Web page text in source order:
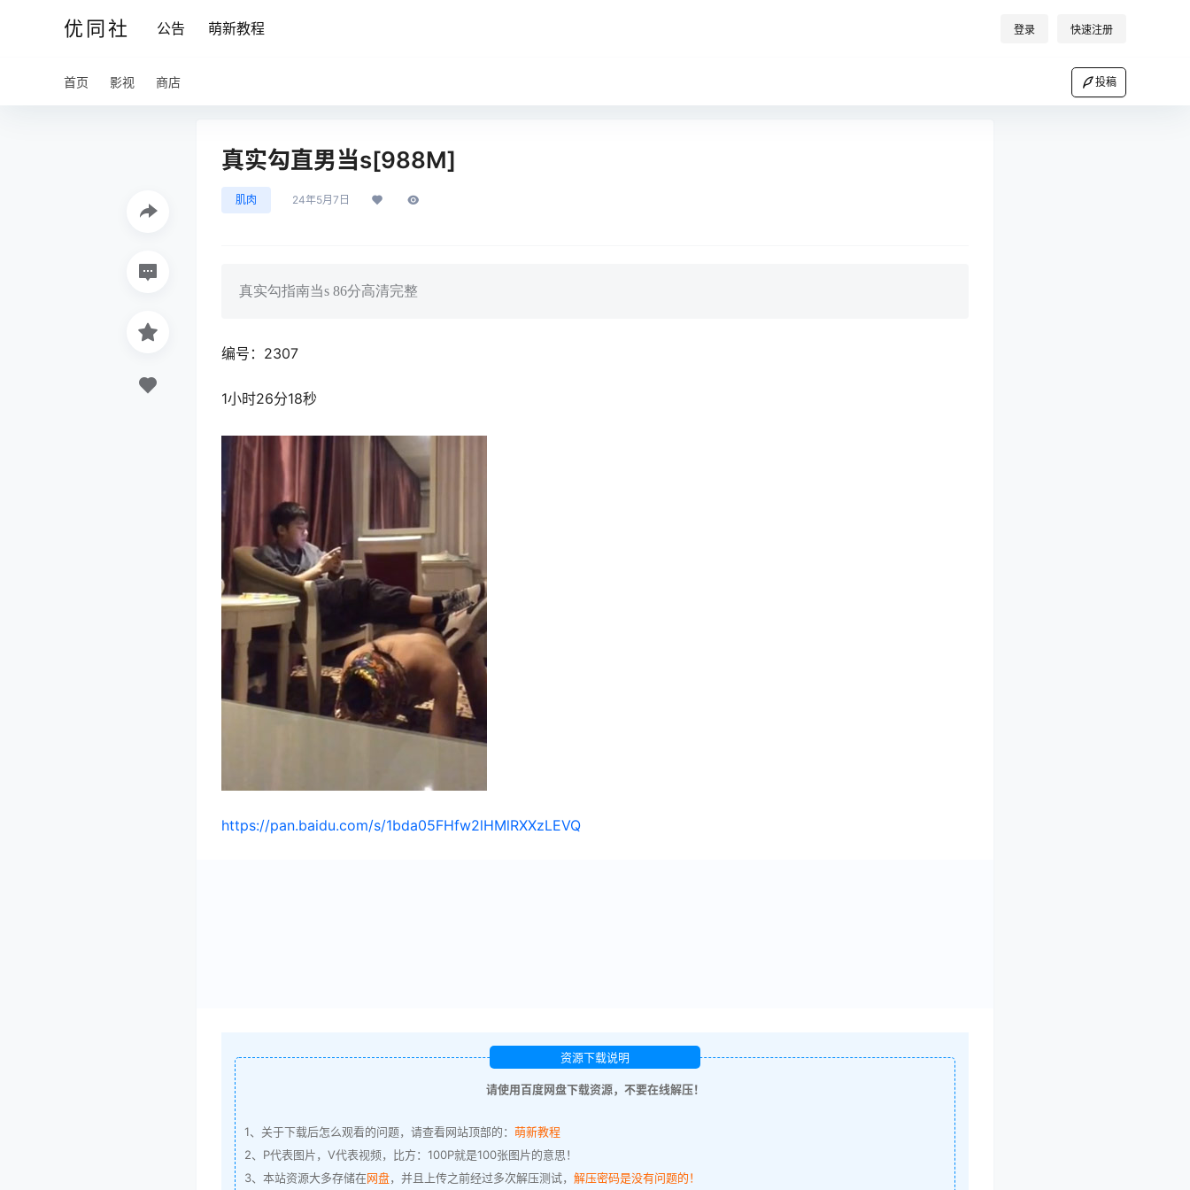
优同社 公告 萌新教程 登录 快速注册
首页 影视 商店 投稿
真实勾直男当s[988M]
肌肉 24年5月7日
真实勾指南当s 86分高清完整
编号：2307
1小时26分18秒
https://pan.baidu.com/s/1bda05FHfw2lHMlRXXzLEVQ
资源下载说明
请使用百度网盘下载资源，不要在线解压！
1、关于下载后怎么观看的问题，请查看网站顶部的： 萌新教程
2、P代表图片，V代表视频，比方：100P就是100张图片的意思！
3、本站资源大多存储在网盘，并且上传之前经过多次解压测试， 解压密码是没有问题的！